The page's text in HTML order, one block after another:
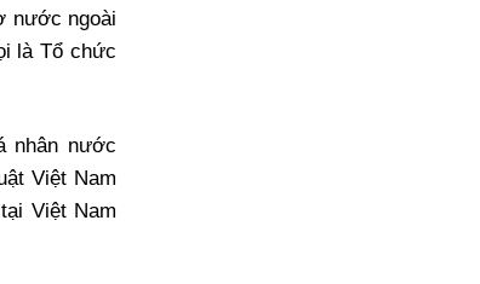
nước ngoài
là Tổ chức
nhân nước
Việt Nam
Việt Nam